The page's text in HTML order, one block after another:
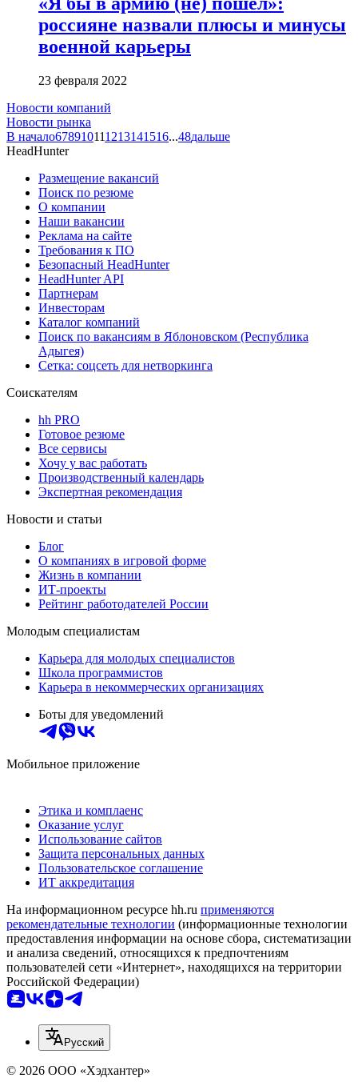
россияне назвали плюсы и минусы
военной карьеры
23 февраля 2022
Новости компаний
Новости рынка
В начало678910111213141516...48дальше
HeadHunter
Размещение вакансий
Поиск по резюме
О компании
Наши вакансии
Реклама на сайте
Требования к ПО
Безопасный HeadHunter
HeadHunter API
Партнерам
Инвесторам
Каталог компаний
Поиск по вакансиям в Яблоновском (Республика
Адыгея)
Сетка: соцсеть для нетворкинга
Соискателям
hh PRO
Готовое резюме
Все сервисы
Хочу у вас работать
Производственный календарь
Экспертная рекомендация
Новости и статьи
Блог
О компаниях в игровой форме
Жизнь в компании
ИТ-проекты
Рейтинг работодателей России
Молодым специалистам
Карьера для молодых специалистов
Школа программистов
Карьера в некоммерческих организациях
Боты для уведомлений
Мобильное приложение
Этика и комплаенс
Оказание услуг
Использование сайтов
Защита персональных данных
Пользовательское соглашение
ИТ аккредитация
На информационном ресурсе hh.ru применяются
рекомендательные технологии (информационные технологии
предоставления информации на основе сбора, систематизации
и анализа сведений, относящихся к предпочтениям
пользователей сети «Интернет», находящихся на территории
Российской Федерации)
Русский
© 2026 ООО «Хэдхантер»